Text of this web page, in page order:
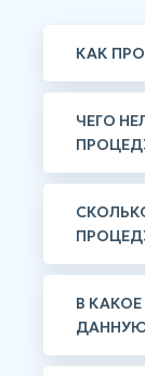
КАК
ЧЕГО
В